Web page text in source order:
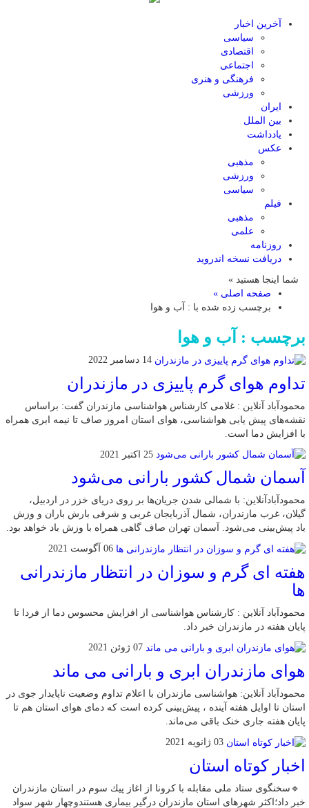
آخرین اخبار
سیاسی
اقتصادی
اجتماعی
فرهنگی و هنری
ورزشی
ایران
بین الملل
یادداشت
عکس
مذهبی
ورزشی
سیاسی
فیلم
مذهبی
علمی
روزنامه
دریافت نسخه اندروید
شما اینجا هستید »
صفحه اصلی »
برچسب زده شده با : آب و هوا
برچسب : آب و هوا
14 دسامبر 2022
تداوم هوای گرم پاییزی در مازندران
محمودآباد آنلاین : غلامی کارشناس هواشناسی مازندران گفت: براساس
نقشه‌های پیش یابی هواشناسی، هوای استان امروز صاف تا نیمه ابری همراه
با افزایش دما است.
25 اکتبر 2021
آسمان شمال کشور بارانی می‌شود
محمودآبادآنلاین: با شمالی شدن جریان‌ها بر روی دریای خزر در اردبیل،
گیلان‌، غرب مازندران، شمال آذربایجان غربی و شرقی بارش باران و وزش
باد پیش‌بینی می‌شود. آسمان تهران صاف گاهی همراه با وزش باد خواهد بود.
06 آگوست 2021
هفته ای گرم و سوزان در انتظار مازندرانی
ها
محمودآباد آنلاین : کارشناس هواشناسی از افزایش محسوس دما از فردا تا
پایان هفته در مازندران خبر داد.
07 ژوئن 2021
هوای مازندران ابری و بارانی می‌ ماند
محمودآباد آنلاین: هواشناسی مازندران با اعلام تداوم وضعیت ناپایدار جوی در
استان تا اوایل هفته آینده ، پیش‌بینی کرده است که دمای هوای استان هم تا
پایان هفته جاری خنک باقی می‌ماند.
03 ژانویه 2021
اخبار كوتاه استان
🔹سخنگوی ستاد ملی مقابله با کرونا از اغاز پيك سوم در استان مازندران
خبر داد؛اکثر شهرهای استان مازندران درگیر بیماری هستندوچهار شهر سواد